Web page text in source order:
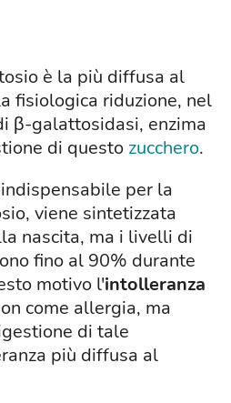
è la più diffusa al
fisiologica riduzione, nel
β-galattosidasi, enzima
di questo zucchero.
per la
viene sintetizzata
nascita, ma i livelli di
fino al 90% durante
motivo l'intolleranza
come allergia, ma
di tale
più diffusa al